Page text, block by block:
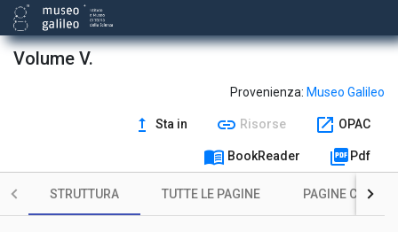
Volume V.
Provenienza: Museo Galileo
upgrade Sta in link Risorse open_in_new OPAC
menu_book BookReader picture_as_pdf Pdf
STRUTTURA TUTTE LE PAGINE PAGINE CON